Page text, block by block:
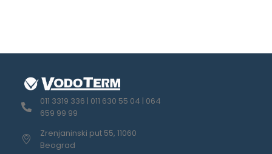
011 3319 336 | 011 630 55 04 | 064
659 99 99
Zrenjaninski put 55, 11060
Beograd